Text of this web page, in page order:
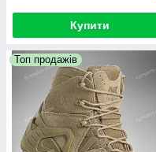
Купити
Топ продажів